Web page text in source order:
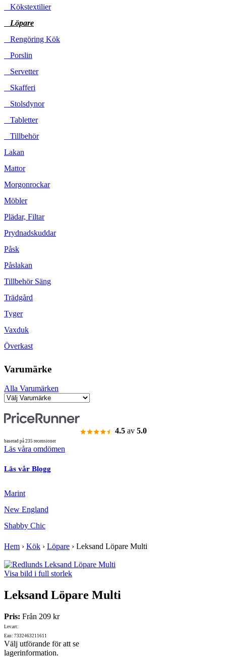
Kökstextilier
Löpare
Rengöring Kök
Porslin
Servetter
Skafferi
Stolsdynor
Tabletter
Tillbehör
Lakan
Mattor
Morgonrockar
Möbler
Plädar, Filtar
Prydnadskuddar
Påsk
Påslakan
Tillbehör Säng
Trädgård
Tyger
Vaxduk
Överkast
Varumärke
Alla Varumärken
4.5 av 5.0
baserad på 235 recensioner
Läs våra omdömen
Läs vår Blogg
Marint
New England
Shabby Chic
Hem › Kök › Löpare › Leksand Löpare Multi
Visa bild i full storlek
Leksand Löpare Multi
Pris: Från 209 kr
Lev.art:
Ean: 7332463211611
Välj utförande för att se
lagerinformation.